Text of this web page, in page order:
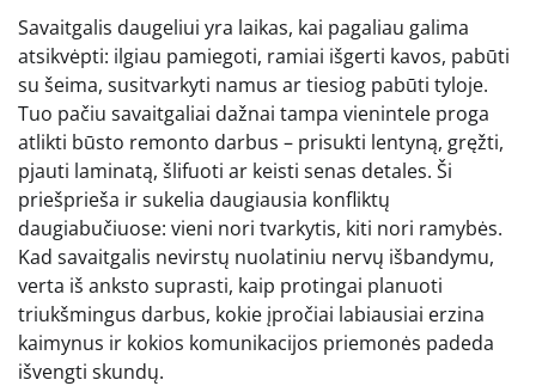
Savaitgalis daugeliui yra laikas, kai pagaliau galima
atsikvėpti: ilgiau pamiegoti, ramiai išgerti kavos, pabūti
su šeima, susitvarkyti namus ar tiesiog pabūti tyloje.
Tuo pačiu savaitgaliai dažnai tampa vienintele proga
atlikti būsto remonto darbus – prisukti lentyną, gręžti,
pjauti laminatą, šlifuoti ar keisti senas detales. Ši
priešprieša ir sukelia daugiausia konfliktų
daugiabučiuose: vieni nori tvarkytis, kiti nori ramybės.
Kad savaitgalis nevirstų nuolatiniu nervų išbandymu,
verta iš anksto suprasti, kaip protingai planuoti
triukšmingus darbus, kokie įpročiai labiausiai erzina
kaimynus ir kokios komunikacijos priemonės padeda
išvengti skundų.